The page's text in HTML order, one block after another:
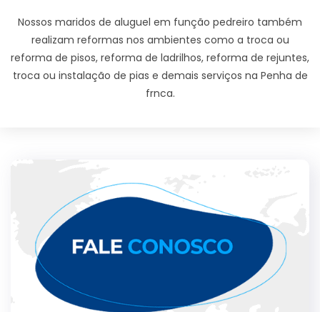
Nossos maridos de aluguel em função pedreiro também
realizam reformas nos ambientes como a troca ou
reforma de pisos, reforma de ladrilhos, reforma de rejuntes,
troca ou instalação de pias e demais serviços na Penha de
frnca.